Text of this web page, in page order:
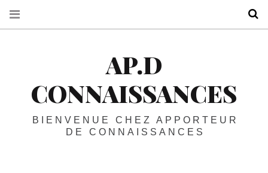
AP.D
CONNAISSANCES
BIENVENUE CHEZ APPORTEUR
DE CONNAISSANCES